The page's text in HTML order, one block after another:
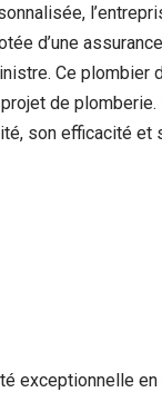
d’une
Ce plombier
de plomberie.
son efficacité et
exceptionnelle